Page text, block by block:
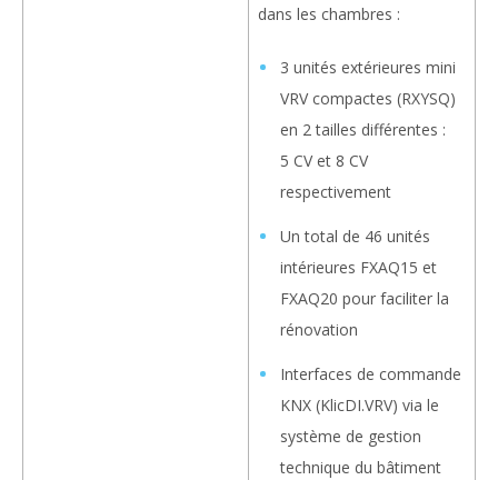
dans les chambres :
3 unités extérieures mini
VRV compactes (RXYSQ)
en 2 tailles différentes :
5 CV et 8 CV
respectivement
Un total de 46 unités
intérieures FXAQ15 et
FXAQ20 pour faciliter la
rénovation
Interfaces de commande
KNX (KlicDI.VRV) via le
système de gestion
technique du bâtiment